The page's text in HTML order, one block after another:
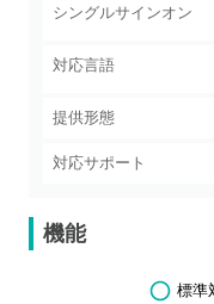
シングルサインオン
対応言語
提供形態
対応サポート
機能
標準